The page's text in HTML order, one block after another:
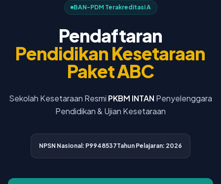
BAN-PDM Terakreditasi A
Pendaftaran
Pendidikan Kesetaraan
Paket ABC
Sekolah Kesetaraan Resmi PKBM INTAN Penyelenggara
Pendidikan & Ujian Kesetaraan
NPSN Nasional: P9948537Tahun Pelajaran: 2026